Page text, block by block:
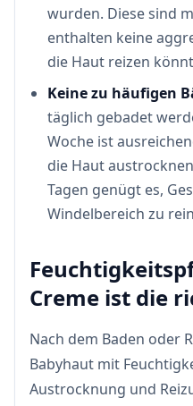
wurden. Diese sind
enthalten keine
die Haut reizen
Keine zu häufigen
täglich gebadet
Woche ist
die Haut
Tagen genügt es,
Windelbereich zu
Creme ist die
Nach dem Baden oder
Babyhaut mit
Austrocknung und